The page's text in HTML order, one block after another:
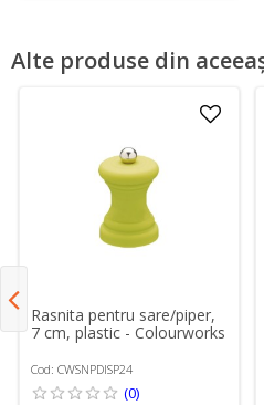
Alte produse din
Rasnita pentru sare/piper,
7 cm, plastic - Colourworks
Cod: CWSNPDISP24
(0)